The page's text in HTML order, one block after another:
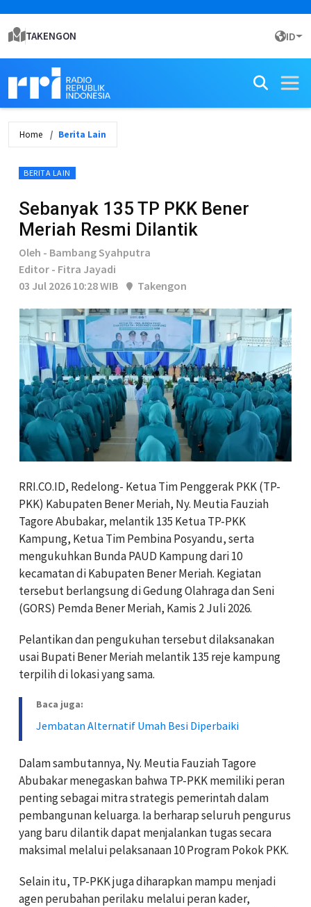
TAKENGON ID
Home Berita Lain
BERITA LAIN
Sebanyak 135 TP PKK Bener
Meriah Resmi Dilantik
Oleh - Bambang Syahputra
Editor - Fitra Jayadi
03 Jul 2026 10:28 WIB
Takengon
RRI.CO.ID, Redelong- Ketua Tim Penggerak PKK (TP-
PKK) Kabupaten Bener Meriah, Ny. Meutia Fauziah
Tagore Abubakar, melantik 135 Ketua TP-PKK
Kampung, Ketua Tim Pembina Posyandu, serta
mengukuhkan Bunda PAUD Kampung dari 10
kecamatan di Kabupaten Bener Meriah. Kegiatan
tersebut berlangsung di Gedung Olahraga dan Seni
(GORS) Pemda Bener Meriah, Kamis 2 Juli 2026.
Pelantikan dan pengukuhan tersebut dilaksanakan
usai Bupati Bener Meriah melantik 135 reje kampung
terpilih di lokasi yang sama.
Baca juga:
Jembatan Alternatif Umah Besi Diperbaiki
Dalam sambutannya, Ny. Meutia Fauziah Tagore
Abubakar menegaskan bahwa TP-PKK memiliki peran
penting sebagai mitra strategis pemerintah dalam
pembangunan keluarga. Ia berharap seluruh pengurus
yang baru dilantik dapat menjalankan tugas secara
maksimal melalui pelaksanaan 10 Program Pokok PKK.
Selain itu, TP-PKK juga diharapkan mampu menjadi
agen perubahan perilaku melalui peran kader,